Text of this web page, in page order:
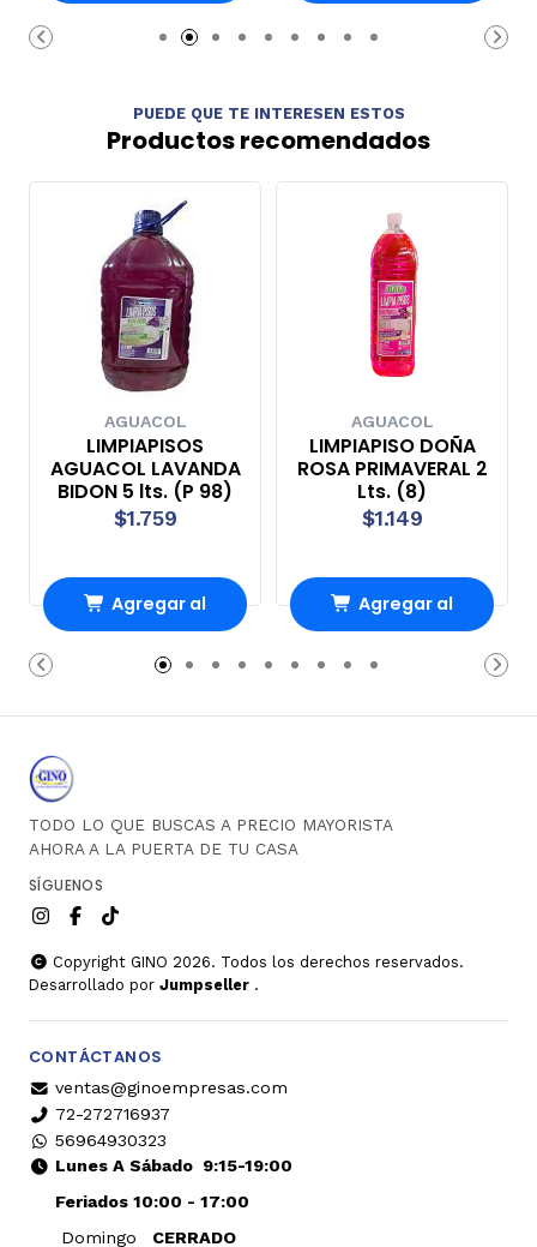
Carro Carro
PUEDE QUE TE INTERESEN ESTOS
Productos recomendados
AGUACOL
LIMPIAPISOS
AGUACOL LAVANDA
BIDON 5 lts. (P 98)
$1.759
Agregar al
Carro
AGUACOL
LIMPIAPISO DOÑA
ROSA PRIMAVERAL 2
Lts. (8)
$1.149
Agregar al
Carro
TODO LO QUE BUSCAS A PRECIO MAYORISTA
AHORA A LA PUERTA DE TU CASA
SÍGUENOS
Copyright GINO 2026. Todos los derechos reservados.
Desarrollado por Jumpseller .
CONTÁCTANOS
ventas@ginoempresas.com
72-272716937
56964930323
Lunes A Sábado9:15-19:00
Feriados 10:00 - 17:00
Domingo
CERRADO